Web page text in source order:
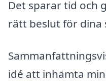
Det sparar tid och
rätt beslut för dina
idé att inhämta